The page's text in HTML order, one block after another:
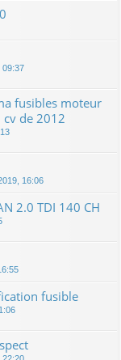
09:37
fusibles moteur
de 2012
16:06
2.0 TDI 140 CH
fusible